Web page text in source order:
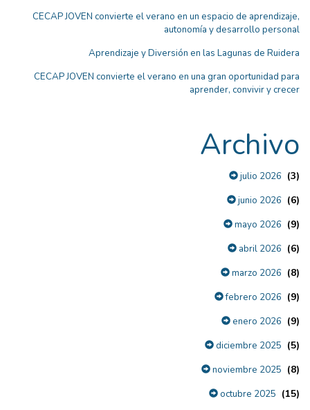
CECAP JOVEN convierte el verano en un espacio de aprendizaje,
autonomía y desarrollo personal
Aprendizaje y Diversión en las Lagunas de Ruidera
CECAP JOVEN convierte el verano en una gran oportunidad para
aprender, convivir y crecer
Archivo
julio 2026 (3)
junio 2026 (6)
mayo 2026 (9)
abril 2026 (6)
marzo 2026 (8)
febrero 2026 (9)
enero 2026 (9)
diciembre 2025 (5)
noviembre 2025 (8)
octubre 2025 (15)